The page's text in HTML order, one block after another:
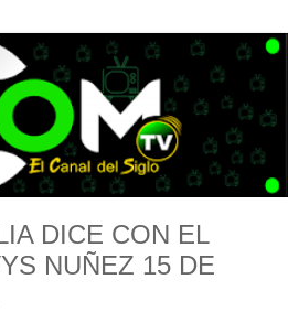
DICE CON EL
NUÑEZ 15 DE